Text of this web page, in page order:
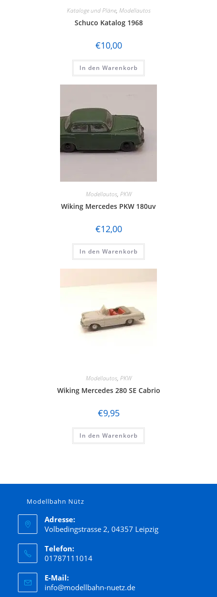
Kataloge und Pläne, Modellautos
Schuco Katalog 1968
€10,00
In den Warenkorb
Modellautos, PKW
Wiking Mercedes PKW 180uv
€12,00
In den Warenkorb
Modellautos, PKW
Wiking Mercedes 280 SE Cabrio
€9,95
In den Warenkorb
Modellbahn Nütz
Adresse:
Volbedingstrasse 2, 04357 Leipzig
Telefon:
01787111014
E-Mail:
info@modellbahn-nuetz.de